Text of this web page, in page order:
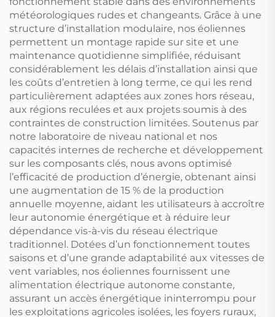
météorologiques rudes et changeants. Grâce à une
structure d’installation modulaire, nos éoliennes
permettent un montage rapide sur site et une
maintenance quotidienne simplifiée, réduisant
considérablement les délais d’installation ainsi que
les coûts d’entretien à long terme, ce qui les rend
particulièrement adaptées aux zones hors réseau,
aux régions reculées et aux projets soumis à des
contraintes de construction limitées. Soutenus par
notre laboratoire de niveau national et nos
capacités internes de recherche et développement
sur les composants clés, nous avons optimisé
l’efficacité de production d’énergie, obtenant ainsi
une augmentation de 15 % de la production
annuelle moyenne, aidant les utilisateurs à accroître
leur autonomie énergétique et à réduire leur
dépendance vis-à-vis du réseau électrique
traditionnel. Dotées d’un fonctionnement toutes
saisons et d’une grande adaptabilité aux vitesses de
vent variables, nos éoliennes fournissent une
alimentation électrique autonome constante,
assurant un accès énergétique ininterrompu pour
les exploitations agricoles isolées, les foyers ruraux,